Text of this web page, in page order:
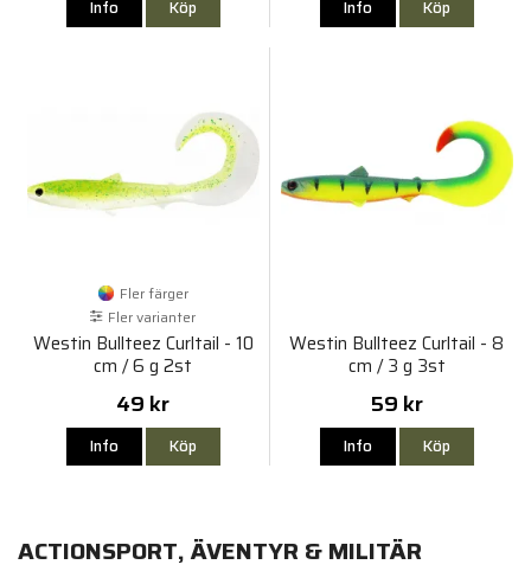
Info Köp Info Köp
Fler färger
Fler varianter
Westin Bullteez Curltail - 10
cm / 6 g 2st
49 kr
Info Köp
Westin Bullteez Curltail - 8
cm / 3 g 3st
59 kr
Info Köp
ACTIONSPORT, ÄVENTYR & MILITÄR